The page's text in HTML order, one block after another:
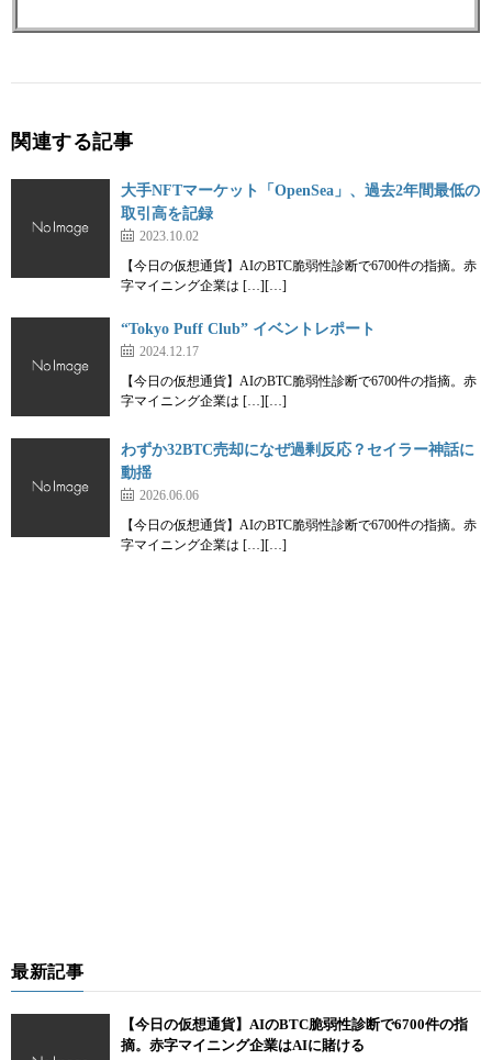
関連する記事
大手NFTマーケット「OpenSea」、過去2年間最低の
取引高を記録
2023.10.02
【今日の仮想通貨】AIのBTC脆弱性診断で6700件の指摘。赤
字マイニング企業は […][…]
“Tokyo Puff Club” イベントレポート
2024.12.17
【今日の仮想通貨】AIのBTC脆弱性診断で6700件の指摘。赤
字マイニング企業は […][…]
わずか32BTC売却になぜ過剰反応？セイラー神話に
動揺
2026.06.06
【今日の仮想通貨】AIのBTC脆弱性診断で6700件の指摘。赤
字マイニング企業は […][…]
最新記事
【今日の仮想通貨】AIのBTC脆弱性診断で6700件の指
摘。赤字マイニング企業はAIに賭ける